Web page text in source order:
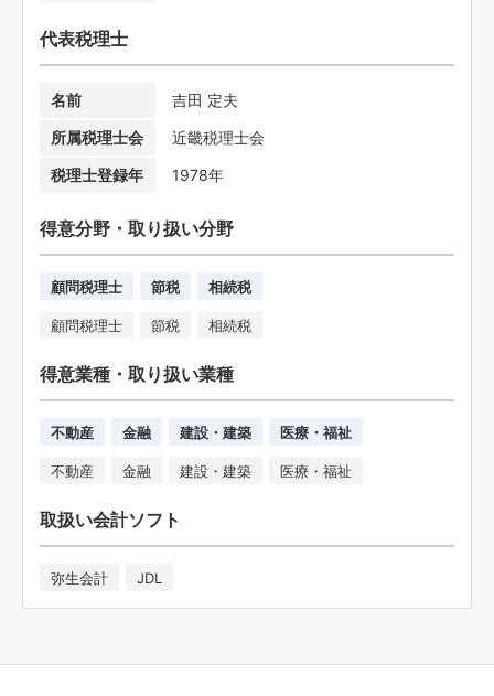
代表税理士
名前
吉田 定夫
所属税理士会
近畿税理士会
税理士登録年
1978年
得意分野・取り扱い分野
顧問税理士 節税 相続税
顧問税理士 節税 相続税
得意業種・取り扱い業種
不動産 金融 建設・建築 医療・福祉
不動産 金融 建設・建築 医療・福祉
取扱い会計ソフト
弥生会計 JDL